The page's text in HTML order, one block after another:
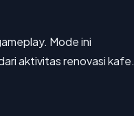
Mode ini
aktivitas renovasi kafe.